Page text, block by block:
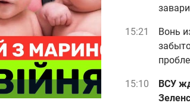
15:21
Вонь
15:10
ВСУ